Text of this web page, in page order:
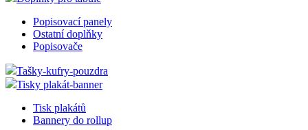
Popisovací panely
Ostatní doplňky
Popisovače
Tašky-kufry-pouzdra
Tisky plakát-banner
Tisk plakátů
Bannery do rollup